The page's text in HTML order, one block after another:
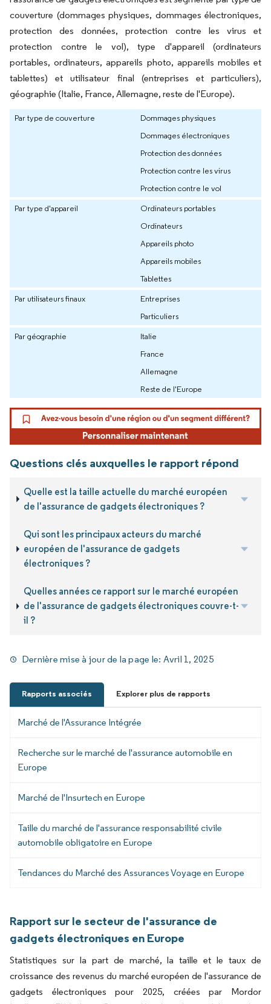
couverture (dommages physiques, dommages électroniques,
protection des données, protection contre les virus et
protection contre le vol), type d'appareil (ordinateurs
portables, ordinateurs, appareils photo, appareils mobiles et
tablettes) et utilisateur final (entreprises et particuliers),
géographie (Italie, France, Allemagne, reste de l'Europe).
Par type de couverture
Dommages physiques
Dommages électroniques
Protection des données
Protection contre les virus
Protection contre le vol
Par type d'appareil
Ordinateurs portables
Ordinateurs
Appareils photo
Appareils mobiles
Tablettes
Par utilisateurs finaux
Entreprises
Particuliers
Par géographie
Italie
France
Allemagne
Reste de l'Europe
Questions clés auxquelles le rapport répond
Quelle est la taille actuelle du marché européen
de l'assurance de gadgets électroniques ?
Qui sont les principaux acteurs du marché
européen de l'assurance de gadgets
électroniques ?
Quelles années ce rapport sur le marché européen
de l'assurance de gadgets électroniques couvre-t-
il ?
Dernière mise à jour de la page le: Avril 1, 2025
Rapports associés Explorer plus de rapports
Marché de l'Assurance Intégrée
Recherche sur le marché de l'assurance automobile en
Europe
Marché de l'Insurtech en Europe
Taille du marché de l'assurance responsabilité civile
automobile obligatoire en Europe
Tendances du Marché des Assurances Voyage en Europe
Rapport sur le secteur de l'assurance de
gadgets électroniques en Europe
Statistiques sur la part de marché, la taille et le taux de
croissance des revenus du marché européen de l'assurance de
gadgets électroniques pour 2025, créées par Mordor